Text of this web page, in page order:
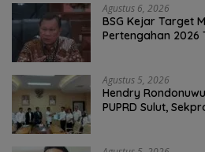
Agustus 6, 2026
BSG Kejar Target
Pertengahan 2026
Agustus 5, 2026
Hendry
PUPRD Sulut,